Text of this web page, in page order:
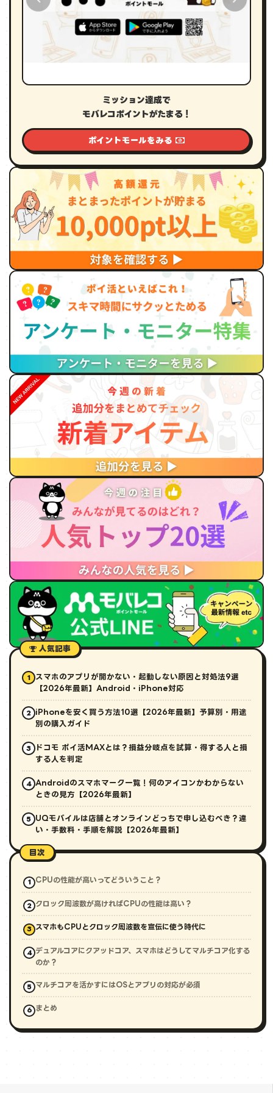
ミッション達成で
モバレコポイントがたまる！
ポイントモールをみる
人気記事
1
スマホのアプリが開かない・起動しない原因と対処法9選
【2026年最新】Android・iPhone対応
2
iPhoneを安く買う方法10選【2026年最新】予算別・用途
別の購入ガイド
3
ドコモ ポイ活MAXとは？損益分岐点を試算・得する人と損
する人を判定
4
Androidのスマホマーク一覧！何のアイコンかわからない
ときの見方【2026年最新】
5
UQモバイルは店舗とオンラインどっちで申し込むべき？違
い・手数料・手順を解説【2026年最新】
目次
CPUの性能が高いってどういうこと？
クロック周波数が高ければCPUの性能は高い？
スマホもCPUとクロック周波数を宣伝に使う時代に
デュアルコアにクアッドコア、スマホはどうしてマルチコア化する
のか？
マルチコアを活かすにはOSとアプリの対応が必須
まとめ